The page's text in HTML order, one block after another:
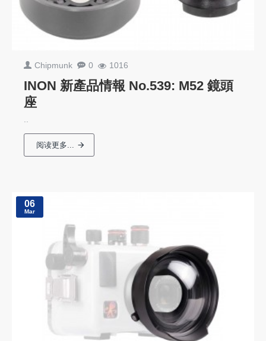
Chipmunk 0 1016
INON 新產品情報 No.539: M52 鏡頭
座
阅读更多...
06
Mar